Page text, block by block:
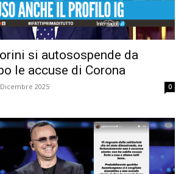
si autosospende da
le accuse di Corona
2025 0